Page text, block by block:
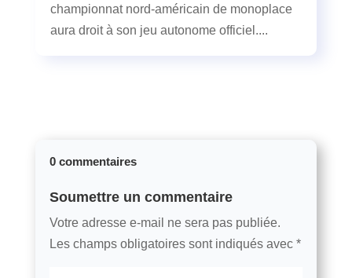
championnat nord-américain de monoplace
aura droit à son jeu autonome officiel....
0 commentaires
Soumettre un commentaire
Votre adresse e-mail ne sera pas publiée.
Les champs obligatoires sont indiqués avec *